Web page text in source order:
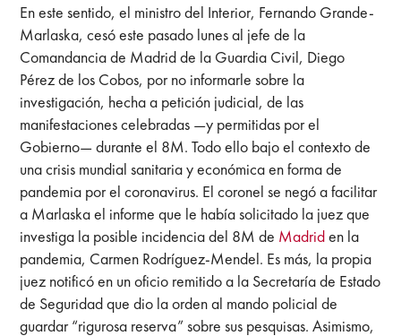
En este sentido, el ministro del Interior, Fernando Grande-
Marlaska, cesó este pasado lunes al jefe de la
Comandancia de Madrid de la Guardia Civil, Diego
Pérez de los Cobos, por no informarle sobre la
investigación, hecha a petición judicial, de las
manifestaciones celebradas —y permitidas por el
Gobierno— durante el 8M. Todo ello bajo el contexto de
una crisis mundial sanitaria y económica en forma de
pandemia por el coronavirus. El coronel se negó a facilitar
a Marlaska el informe que le había solicitado la juez que
investiga la posible incidencia del 8M de Madriden la
pandemia, Carmen Rodríguez-Mendel. Es más, la propia
juez notificó en un oficio remitido a la Secretaría de Estado
de Seguridad que dio la orden al mando policial de
guardar “rigurosa reserva” sobre sus pesquisas. Asimismo,